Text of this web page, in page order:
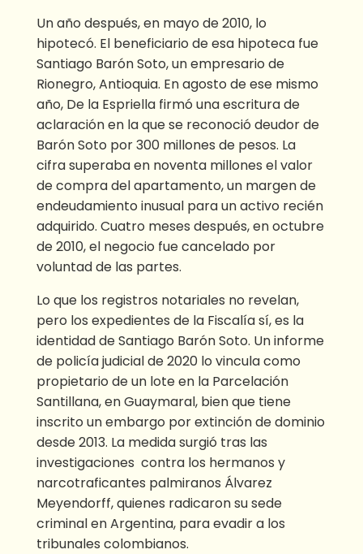
Un año después, en mayo de 2010, lo
hipotecó. El beneficiario de esa hipoteca fue
Santiago Barón Soto, un empresario de
Rionegro, Antioquia. En agosto de ese mismo
año, De la Espriella firmó una escritura de
aclaración en la que se reconoció deudor de
Barón Soto por 300 millones de pesos. La
cifra superaba en noventa millones el valor
de compra del apartamento, un margen de
endeudamiento inusual para un activo recién
adquirido. Cuatro meses después, en octubre
de 2010, el negocio fue cancelado por
voluntad de las partes.
Lo que los registros notariales no revelan,
pero los expedientes de la Fiscalía sí, es la
identidad de Santiago Barón Soto. Un informe
de policía judicial de 2020 lo vincula como
propietario de un lote en la Parcelación
Santillana, en Guaymaral, bien que tiene
inscrito un embargo por extinción de dominio
desde 2013. La medida surgió tras las
investigaciones contra los hermanos y
narcotraficantes palmiranos Álvarez
Meyendorff, quienes radicaron su sede
criminal en Argentina, para evadir a los
tribunales colombianos.